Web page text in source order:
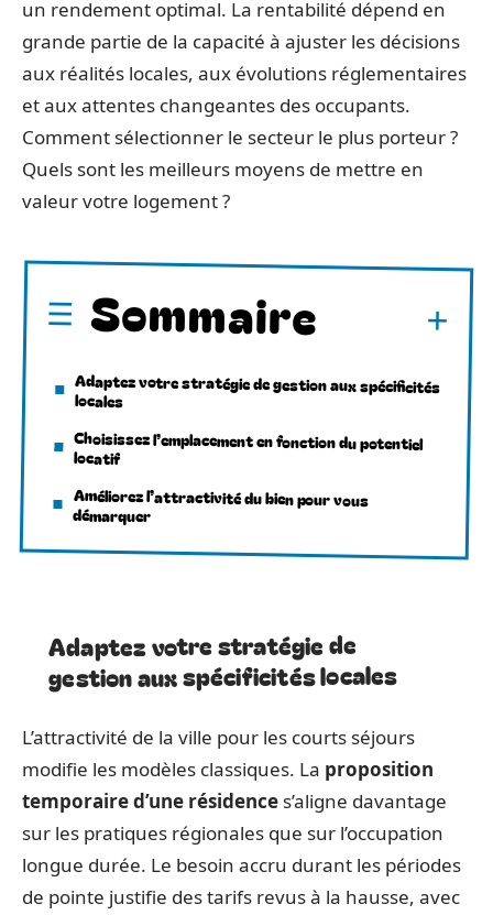
un rendement optimal. La rentabilité dépend en
grande partie de la capacité à ajuster les décisions
aux réalités locales, aux évolutions réglementaires
et aux attentes changeantes des occupants.
Comment sélectionner le secteur le plus porteur ?
Quels sont les meilleurs moyens de mettre en
valeur votre logement ?
Sommaire
Adaptez votre stratégie de gestion aux spécificités
locales
Choisissez l’emplacement en fonction du potentiel
locatif
Améliorez l’attractivité du bien pour vous
démarquer
Adaptez votre stratégie de
gestion aux spécificités locales
L’attractivité de la ville pour les courts séjours
modifie les modèles classiques. La proposition
temporaire d’une résidence s’aligne davantage
sur les pratiques régionales que sur l’occupation
longue durée. Le besoin accru durant les périodes
de pointe justifie des tarifs revus à la hausse, avec